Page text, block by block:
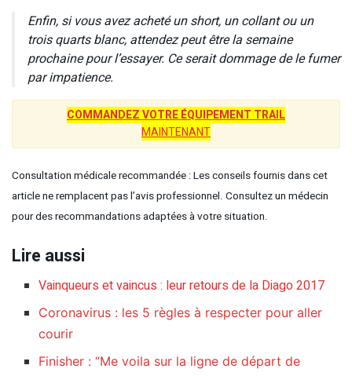
Enfin, si vous avez acheté un short, un collant ou un
trois quarts blanc, attendez peut être la semaine
prochaine pour l’essayer. Ce serait dommage de le fumer
par impatience.
COMMANDEZ VOTRE ÉQUIPEMENT TRAIL
MAINTENANT
Consultation médicale recommandée : Les conseils fournis dans cet
article ne remplacent pas l’avis professionnel. Consultez un médecin
pour des recommandations adaptées à votre situation.
Lire aussi
Vainqueurs et vaincus : leur retours de la Diago 2017
Coronavirus : les 5 règles à respecter pour aller
courir
Finisher : “Me voila sur la ligne de départ de